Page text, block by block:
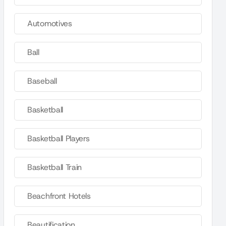
Automotives
Ball
Baseball
Basketball
Basketball Players
Basketball Train
Beachfront Hotels